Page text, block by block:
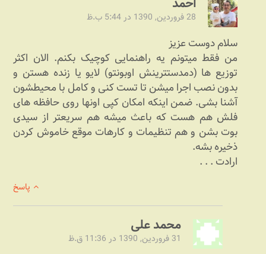
28 فروردین, 1390 در 5:44 ب.ظ
سلام دوست عزیز
من فقط میتونم یه راهنمایی کوچیک بکنم. الان اکثر
توزیع ها (دم‎دست‎ترینش اوبونتو) لایو یا زنده هستن و
بدون نصب اجرا میشن تا تست کنی و کامل با محیطشون
آشنا بشی. ضمن اینکه امکان کپی اونها روی حافظه های
فلش هم هست که باعث میشه هم سریعتر از سی‏دی
بوت بشن و هم تنظیمات و کارهات موقع خاموش کردن
ذخیره بشه.
ارادت . . .
پاسخ
محمد علی
31 فروردین, 1390 در 11:36 ق.ظ